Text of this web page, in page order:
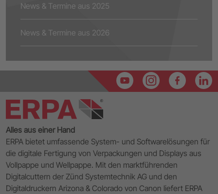
News & Termine aus 2025
News & Termine aus 2026
Alles aus einer Hand
ERPA bietet umfassende System- und Softwarelösungen für
die digitale Fertigung von Verpackungen und Displays aus
Vollpappe und Wellpappe. Mit den marktführenden
Digitalcuttern der Zünd Systemtechnik AG und den
Digitaldruckern Arizona & Colorado von Canon liefert ERPA